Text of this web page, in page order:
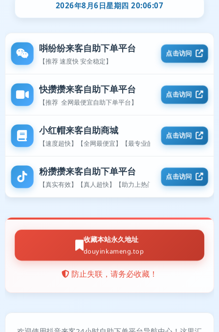
2026年8月6日星期四 20:06:07
唞纷纷来客自助下单平台
【推荐 速度快 安全稳定】
点击访问
快攒攒来客自助下单平台
【推荐 全网最便宜自助下单平台】
点击访问
小红帽来客自助商城
【速度超快】【全网最便宜】【最专业的平台】
点击访问
粉攒攒来客自助下单平台
【真实有效】【真人超快】【助力上热门】
点击访问
收藏本站永久地址
douyinkameng.top
防止失联，请务必收藏！